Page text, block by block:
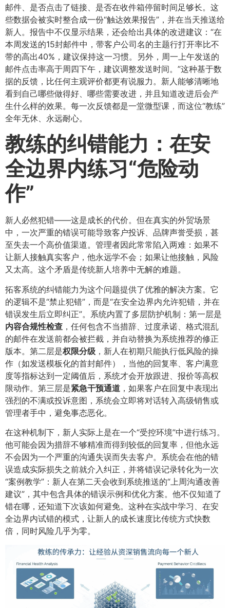
邮件、是否点击了链接、是否在收件箱停留时间足够长。这
些数据会被实时整合成一份“触达效果报告”，并在当天推送给
新人。报告中不仅显示结果，还会给出具体的改进建议：“在
本周发送的15封邮件中，带客户公司名的主题行打开率比不
带的高出40%，建议保持这一习惯。另外，周一上午发送的
邮件点击率高于周四下午，建议调整发送时间。”这种基于数
据的反馈，比任何主观评价都更有说服力。新人能够清晰地
看到自己哪些做得好、哪些需要改进，并且知道改进后会产
生什么样的效果。每一次反馈都是一堂微型课，而这位“教练”
全年无休、永远耐心。
教练的纠错能力：在安
全边界内练习“危险动
作”​
新人必然犯错——这是成长的代价。但在真实的外贸场景
中，一次严重的错误可能导致客户投诉、品牌声誉受损，甚
至失去一个高价值渠道。管理者因此常常陷入两难：如果不
让新人接触真实客户，他永远学不会；如果让他接触，风险
又太高。这个矛盾是传统新人培养中无解的难题。
拓客系统的纠错能力为这个问题提供了优雅的解决方案。它
的逻辑不是“禁止犯错”，而是“在安全边界内允许犯错，并在
错误发生后立即纠正”。系统内置了多层防护机制：第一层是
内容合规性检查 ​，任何包含不当措辞、过度承诺、格式混乱
的邮件在发送前都会被拦截，并自动替换为系统推荐的修正
版本。第二层是权限分级 ​，新人在初期只能执行低风险的操
作（如发送模板化的首封邮件），当他的回复率、客户满意
度等指标达到一定阈值后，系统才会开放跟进、报价等高权
限动作。第三层是紧急干预通道 ​，如果客户在回复中表现出
强烈的不满或投诉意图，系统会立即将对话转入高级销售或
管理者手中，避免事态恶化。
在这种机制下，新人实际上是在一个“受控环境”中进行练习。
他可能会因为措辞不够精准而得到较低的回复率，但他永远
不会因为一个严重的沟通失误而失去客户。系统会在他的错
误造成实际损失之前就介入纠正，并将错误记录转化为一次
“案例教学”：新人在第二天会收到系统推送的“上周沟通改善
建议”，其中包含具体的错误示例和优化方案。他不仅知道了
错在哪，还知道下次该如何避免。这种在实战中学习、在安
全边界内试错的模式，让新人的成长速度比传统方式快数
倍，同时风险几乎为零。